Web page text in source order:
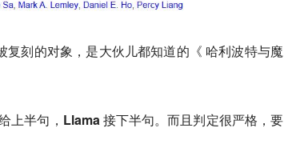
刻的对象，是大伙儿都知道的《 哈利波特与魔
上半句，Llama 接下半句。而且判定很严格，要